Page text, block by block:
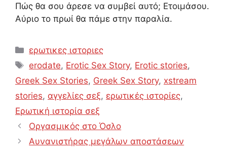
Πώς θα σου άρεσε να συμβεί αυτό; Ετοιμάσου.
Αύριο το πρωί θα πάμε στην παραλία.
Categories
ερωτικες ιστοριες
Tags
erodate, Erotic Sex Story, Erotic stories,
Greek Sex Stories, Greek Sex Story, xstream
stories, αγγελίες σεξ, ερωτικές ιστορίες,
Ερωτική ιστορία σεξ
Οργασμικός στο Όσλο
Αυνανιστήρας μεγάλων αποστάσεων